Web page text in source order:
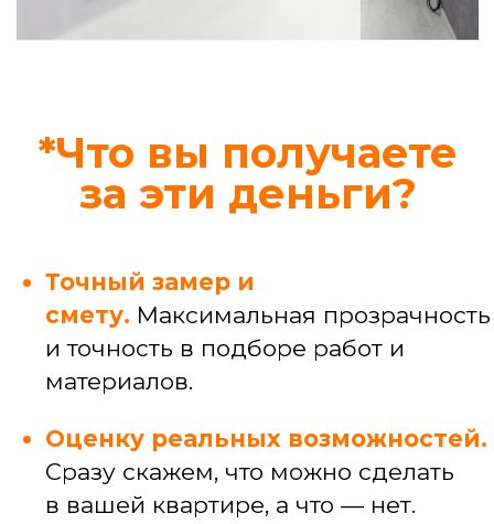
Узнать стоимость конкретной услуги
Профессиональные
услуги
Услуги мастера широкого профиля